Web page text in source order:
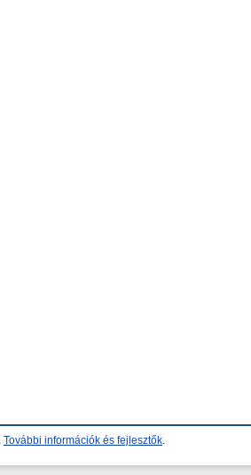
További információk és fejlesztők